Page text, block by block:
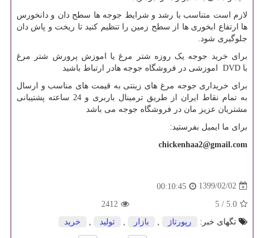
لازم است متناسب با رشد و شرایط جوجه ها سطح دان و دانخورس
ها ارتفاع ابخوری ها از سطح زمین را تنظیم کنید تا ریخت و پاش دان
جلوگیری شود.
برای خرید جوجه یک روزه شتر مرغ یا اموزش پرورش شتر مرغ
با DVD اموزشی در فروشگاه جوجه هادر ارتباط باشید
برای خریداری جوجه مرغ های زینتی به قیمت های مناسب و ارسال
به تمام نقاط ایران از طریق ترمینال باربری و 24 ساعته پشتیبانی
مشتریان عزیز مان در فروشگاه جوجه می باشد
برای ما ایمیل بفرستید:
chickenhaa2@gmail.com
1399/02/02
00:10:45
5.0
/
5
2412
تگهای خبر:
رپورتاژ بازار تولید خرید